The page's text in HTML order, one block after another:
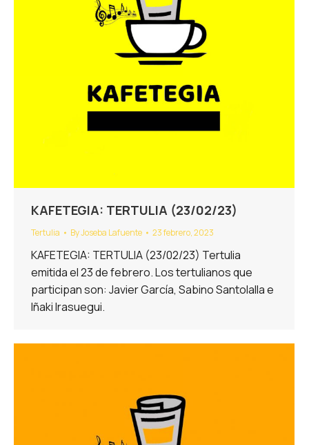
KAFETEGIA: TERTULIA (23/02/23)
Tertulia ByJoseba Lafuente 23 febrero, 2023
KAFETEGIA: TERTULIA (23/02/23) Tertulia
emitida el 23 de febrero. Los tertulianos que
participan son: Javier García, Sabino Santolalla e
Iñaki Irasuegui.